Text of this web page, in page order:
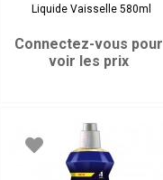
Liquide Vaisselle 580ml
Connectez-vous pour
voir les prix